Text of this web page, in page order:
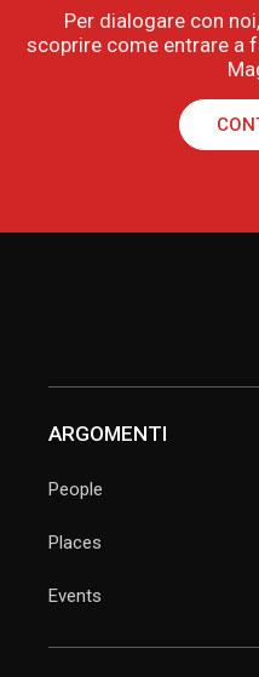
Per dialogare con
scoprire come entrare a
ARGOMENTI
People
Places
Events